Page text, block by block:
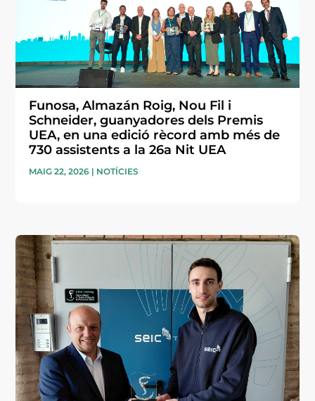
Funosa, Almazán Roig, Nou Fil i
Schneider, guanyadores dels Premis
UEA, en una edició rècord amb més de
730 assistents a la 26a Nit UEA
MAIG 22, 2026 | NOTÍCIES